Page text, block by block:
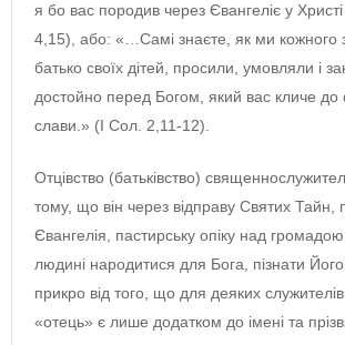
я бо вас породив через Євангеліє у Христі
4,15), або: «…Самі знаєте, як ми кожного
батько своїх дітей, просили, умовляли і
достойно перед Богом, який вас кличе до
слави.» (І Сол. 2,11-12).
Отцівство (батьківство)
тому, що він через відправу Святих Тайн,
Євангелія, пастирську опіку над
людині народитися для Бога, пізнати
прикро від того, що для деяких
«отець» є лише додатком до імені та